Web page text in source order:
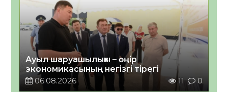
Ауыл шаруашылығы – өңір
экономикасының негізгі тірегі
06.08.2026
11 0